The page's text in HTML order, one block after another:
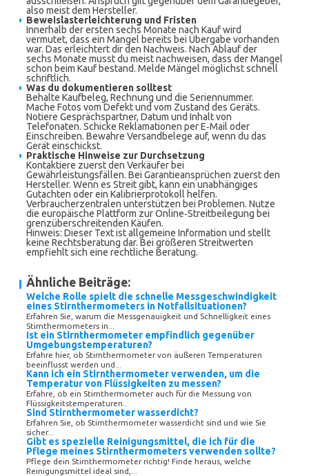
also meist dem Hersteller.
Beweislasterleichterung und Fristen
Innerhalb der ersten sechs Monate nach Kauf wird
vermutet, dass ein Mangel bereits bei Übergabe vorhanden
war. Das erleichtert dir den Nachweis. Nach Ablauf der
sechs Monate musst du meist nachweisen, dass der Mangel
schon beim Kauf bestand. Melde Mängel möglichst schnell
schriftlich.
Was du dokumentieren solltest
Behalte Kaufbeleg, Rechnung und die Seriennummer.
Mache Fotos vom Defekt und vom Zustand des Geräts.
Notiere Gesprächspartner, Datum und Inhalt von
Telefonaten. Schicke Reklamationen per E‑Mail oder
Einschreiben. Bewahre Versandbelege auf, wenn du das
Gerät einschickst.
Praktische Hinweise zur Durchsetzung
Kontaktiere zuerst den Verkäufer bei
Gewährleistungsfällen. Bei Garantieansprüchen zuerst den
Hersteller. Wenn es Streit gibt, kann ein unabhängiges
Gutachten oder ein Kalibrierprotokoll helfen.
Verbraucherzentralen unterstützen bei Problemen. Nutze
die europäische Plattform zur Online‑Streitbeilegung bei
grenzüberschreitenden Käufen.
Hinweis: Dieser Text ist allgemeine Information und stellt
keine Rechtsberatung dar. Bei größeren Streitwerten
empfiehlt sich eine rechtliche Beratung.
Ähnliche Beiträge:
Welche Rolle spielt die schnelle Messgeschwindigkeit
eines Stirnthermometers in Notfallsituationen?
Erfahren Sie, warum die Messgenauigkeit und Schnelligkeit eines
Stirnthermometers in...
Ist ein Stirnthermometer empfindlich gegenüber
Umgebungstemperaturen?
Erfahre hier, ob Stirnthermometer von äußeren Temperaturen
beeinflusst werden und...
Kann ich ein Stirnthermometer verwenden, um die
Temperatur von Flüssigkeiten zu messen?
Erfahre, ob ein Stirnthermometer auch für die Messung von
Flüssigkeitstemperaturen...
Sind Stirnthermometer wasserdicht?
Erfahren Sie, ob Stirnthermometer wasserdicht sind und wie Sie
sicher...
Gibt es spezielle Reinigungsmittel, die ich für die
Pflege meines Stirnthermometers verwenden sollte?
Pflege dein Stirnthermometer richtig! Finde heraus, welche
Reinigungsmittel ideal sind,...